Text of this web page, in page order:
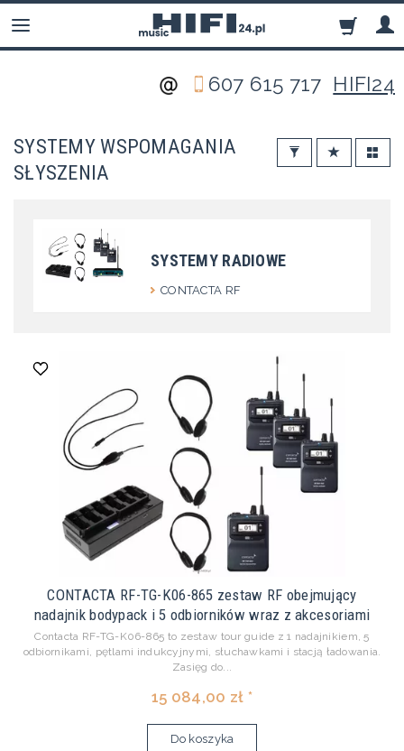
607 615 717 HIFI24
SYSTEMY WSPOMAGANIA
SŁYSZENIA
SYSTEMY RADIOWE
CONTACTA RF
CONTACTA RF-TG-K06-865 zestaw RF obejmujący
nadajnik bodypack i 5 odbiorników wraz z akcesoriami
Contacta RF-TG-K06-865 to zestaw tour guide z 1 nadajnikiem, 5
odbiornikami, pętlami indukcyjnymi, słuchawkami i stacją ładowania.
Zasięg do...
15 084,00 zł *
Do koszyka